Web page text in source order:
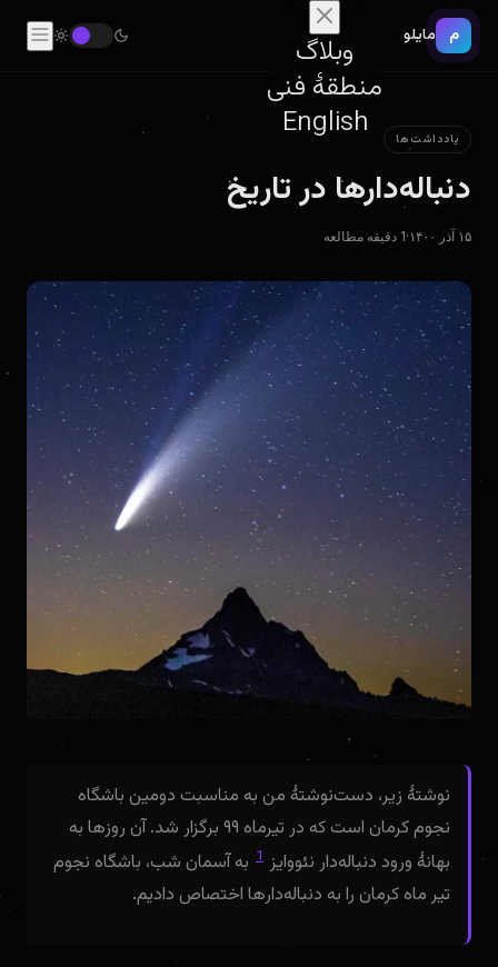
م مایلو
وبلاگ
منطقهٔ فنی
English
یادداشت‌ها
دنباله‌دارها در تاریخ
۱۵ آذر ۱۴۰۰ ·1 دقیقه مطالعه
نوشتهٔ زیر، دست‌نوشتهٔ من به مناسبت دومین باشگاه
نجوم کرمان است که در تیرماه ۹۹ برگزار شد. آن روزها به
بهانهٔ ورود دنباله‌دار نئووایز 1 به آسمان شب، باشگاه نجوم
تیر ماه کرمان را به دنباله‌دارها اختصاص دادیم.